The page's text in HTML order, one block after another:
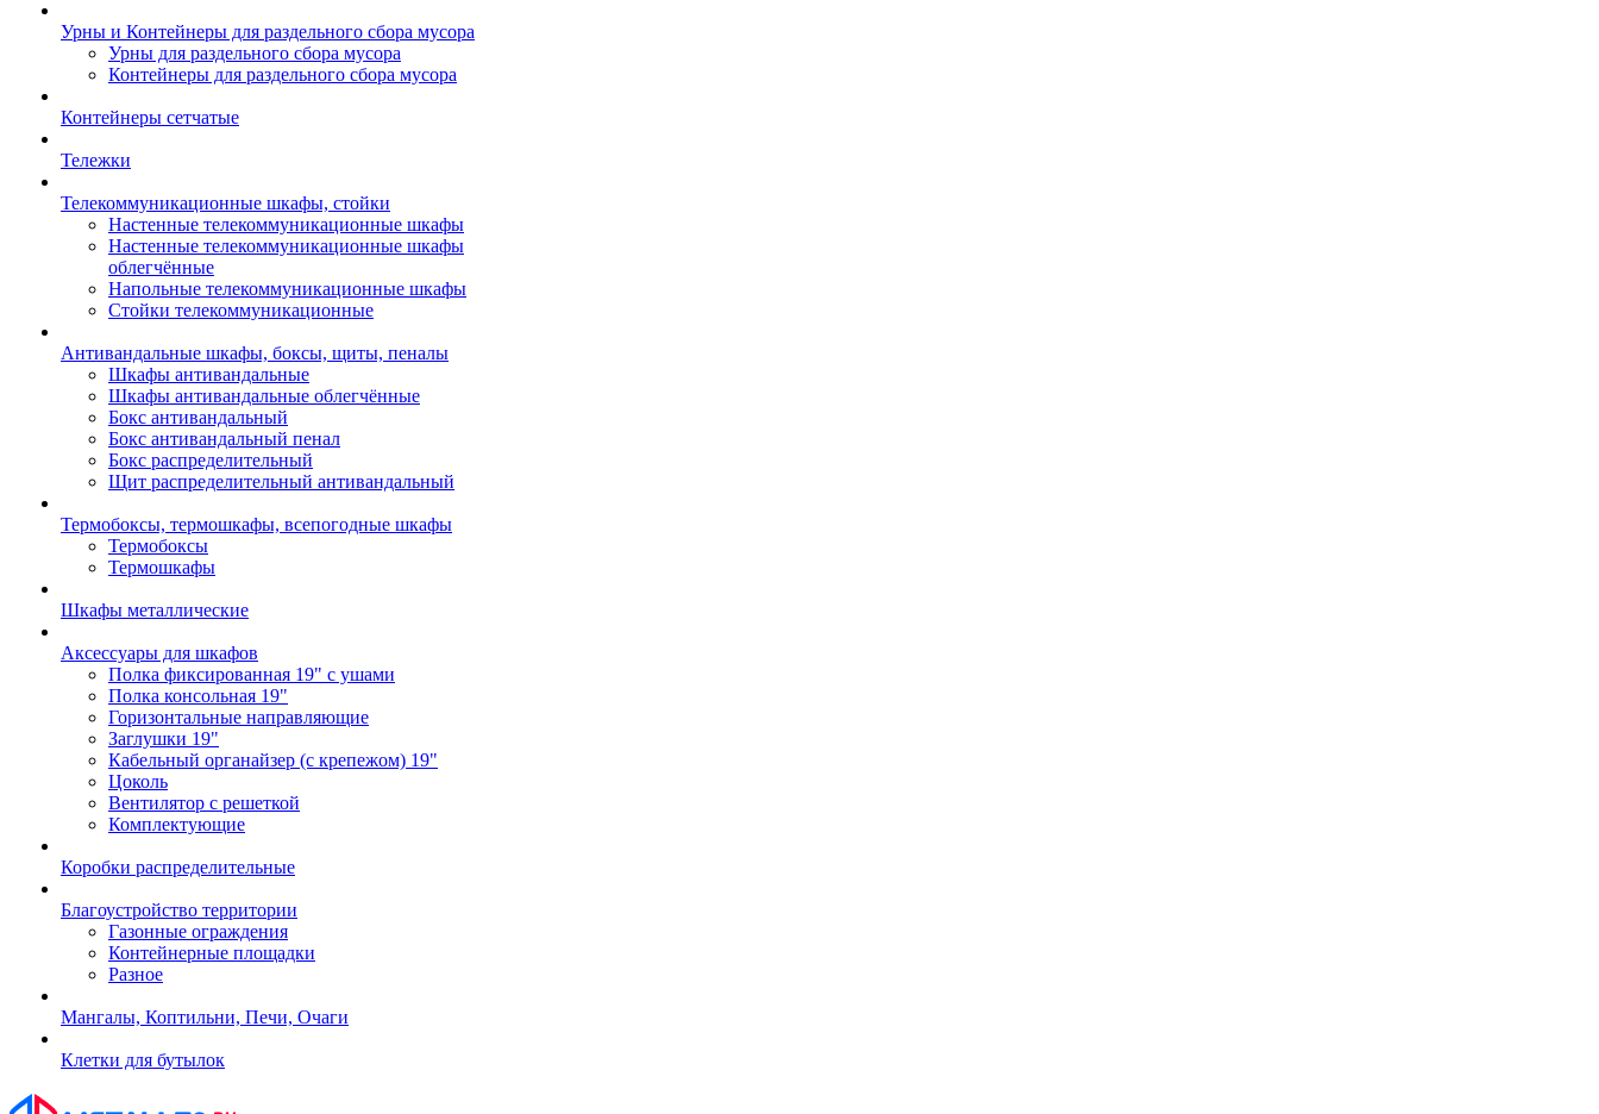
Урны и Контейнеры для раздельного сбора мусора
Урны для раздельного сбора мусора
Контейнеры для раздельного сбора мусора
Контейнеры сетчатые
Тележки
Телекоммуникационные шкафы, стойки
Настенные телекоммуникационные шкафы
Настенные телекоммуникационные шкафы
облегчённые
Напольные телекоммуникационные шкафы
Стойки телекоммуникационные
Антивандальные шкафы, боксы, щиты, пеналы
Шкафы антивандальные
Шкафы антивандальные облегчённые
Бокс антивандальный
Бокс антивандальный пенал
Бокс распределительный
Щит распределительный антивандальный
Термобоксы, термошкафы, всепогодные шкафы
Термобоксы
Термошкафы
Шкафы металлические
Аксессуары для шкафов
Полка фиксированная 19" с ушами
Полка консольная 19"
Горизонтальные направляющие
Заглушки 19"
Кабельный органайзер (с крепежом) 19"
Цоколь
Вентилятор с решеткой
Комплектующие
Коробки распределительные
Благоустройство территории
Газонные ограждения
Контейнерные площадки
Разное
Мангалы, Коптильни, Печи, Очаги
Клетки для бутылок